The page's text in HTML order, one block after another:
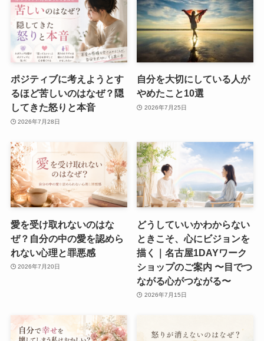
ポジティブに考えようとす
るほど苦しいのはなぜ？隠
してきた怒りと本音
2026年7月28日
自分を大切にしている人が
やめたこと10選
2026年7月25日
愛を受け取れないのはな
ぜ？自分の中の愛を認めら
れない心理と罪悪感
2026年7月20日
どうしていいかわからない
ときこそ、心にビジョンを
描く｜名古屋1DAYワーク
ショップのご案内 〜目でつ
ながる心がつながる〜
2026年7月15日